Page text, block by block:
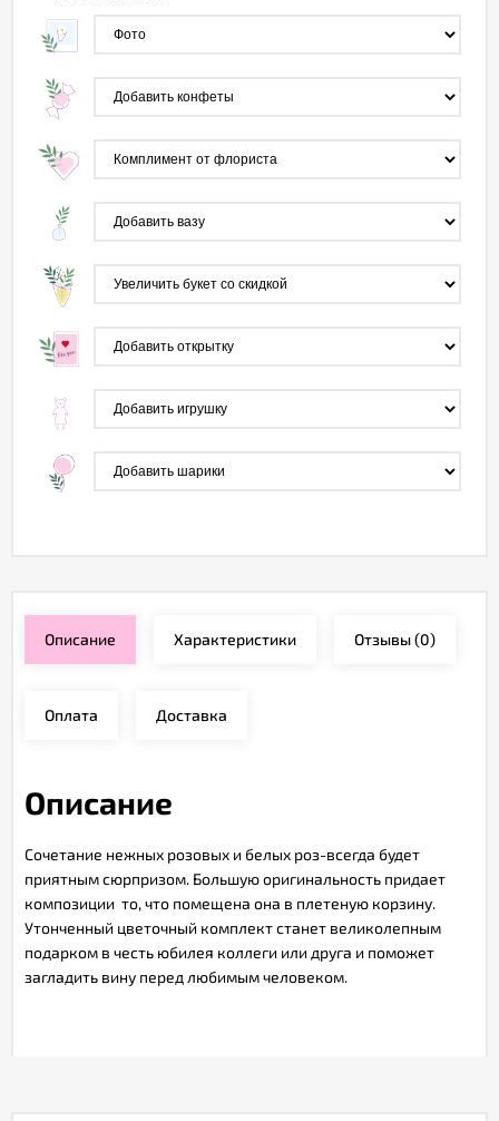
Описание Характеристики Отзывы(0)
Оплата Доставка
Описание
Сочетание нежных розовых и белых роз-всегда будет
приятным сюрпризом. Большую оригинальность придает
композиции то, что помещена она в плетеную корзину.
Утонченный цветочный комплект станет великолепным
подарком в честь юбилея коллеги или друга и поможет
загладить вину перед любимым человеком.